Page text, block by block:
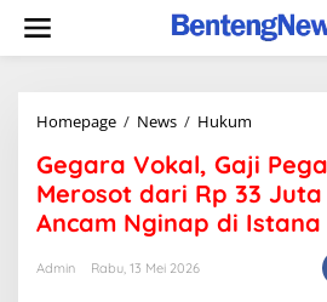
content
Homepage / News / Hukum
Gaji
Pegawai
Pajak
Ini
Gegara Vokal, Gaji
Merosot dari Rp 33
Ancam Nginap di Istana
Admin Rabu, 13 Mei 2026